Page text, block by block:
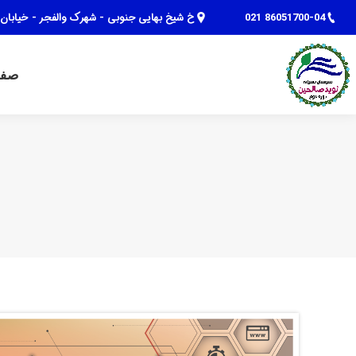
86051700-04 021 خ شیخ بهایی جنوبی - شهرک والفجر -
صفحه نخست گالری تصاویر